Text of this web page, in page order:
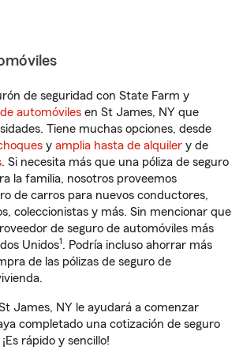
de seguridad con State Farm y
automóviles en St James, NY que
Tiene muchas opciones, desde
y amplia hasta de alquiler y de
. Si necesita más que una póliza de seguro
la familia, nosotros proveemos
de carros para nuevos conductores,
coleccionistas y más. Sin mencionar que
de seguro de automóviles más
Unidos1. Podría incluso ahorrar más
de las pólizas de seguro de
James, NY le ayudará a comenzar
completado una cotización de seguro
rápido y sencillo!